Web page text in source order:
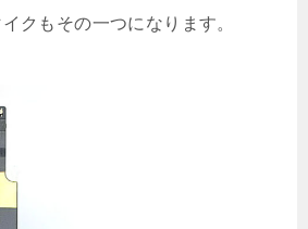
クもその一つになります。